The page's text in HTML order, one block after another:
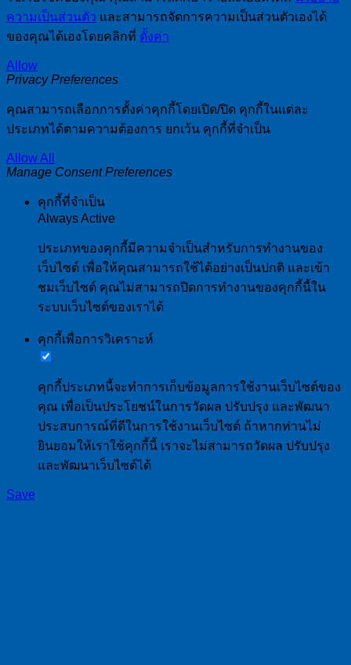
ความเป็นส่วนตัว และสามารถจัดการความเป็นส่วนตัวเองได้
ของคุณได้เองโดยคลิกที่ ตั้งค่า
Allow
Privacy Preferences
คุณสามารถเลือกการตั้งค่าคุกกี้โดยเปิด/ปิด คุกกี้ในแต่ละ
ประเภทได้ตามความต้องการ ยกเว้น คุกกี้ที่จำเป็น
Allow All
Manage Consent Preferences
คุกกี้ที่จำเป็น
Always Active
ประเภทของคุกกี้มีความจำเป็นสำหรับการทำงานของ
เว็บไซต์ เพื่อให้คุณสามารถใช้ได้อย่างเป็นปกติ และเข้า
ชมเว็บไซต์ คุณไม่สามารถปิดการทำงานของคุกกี้นี้ใน
ระบบเว็บไซต์ของเราได้
คุกกี้เพื่อการวิเคราะห์
คุกกี้ประเภทนี้จะทำการเก็บข้อมูลการใช้งานเว็บไซต์ของ
คุณ เพื่อเป็นประโยชน์ในการวัดผล ปรับปรุง และพัฒนา
ประสบการณ์ที่ดีในการใช้งานเว็บไซต์ ถ้าหากท่านไม่
ยินยอมให้เราใช้คุกกี้นี้ เราจะไม่สามารถวัดผล ปรับปรุง
และพัฒนาเว็บไซต์ได้
Save